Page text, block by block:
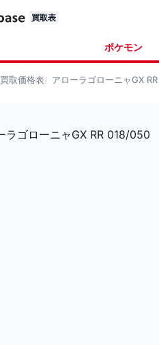
買取表
ポケモン
買取価格表 アローラゴローニャGX